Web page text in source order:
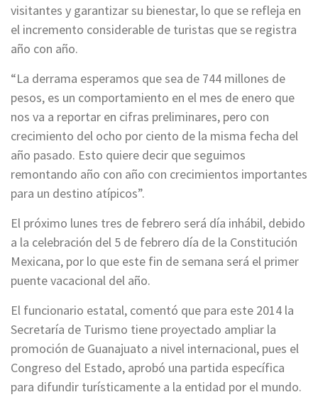
visitantes y garantizar su bienestar, lo que se refleja en
el incremento considerable de turistas que se registra
año con año.
“La derrama esperamos que sea de 744 millones de
pesos, es un comportamiento en el mes de enero que
nos va a reportar en cifras preliminares, pero con
crecimiento del ocho por ciento de la misma fecha del
año pasado. Esto quiere decir que seguimos
remontando año con año con crecimientos importantes
para un destino atípicos”.
El próximo lunes tres de febrero será día inhábil, debido
a la celebración del 5 de febrero día de la Constitución
Mexicana, por lo que este fin de semana será el primer
puente vacacional del año.
El funcionario estatal, comentó que para este 2014 la
Secretaría de Turismo tiene proyectado ampliar la
promoción de Guanajuato a nivel internacional, pues el
Congreso del Estado, aprobó una partida específica
para difundir turísticamente a la entidad por el mundo.